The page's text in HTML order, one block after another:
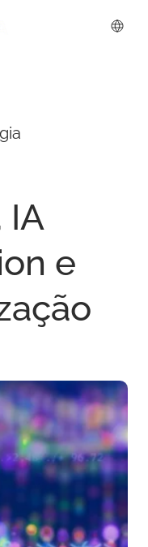
IA
e